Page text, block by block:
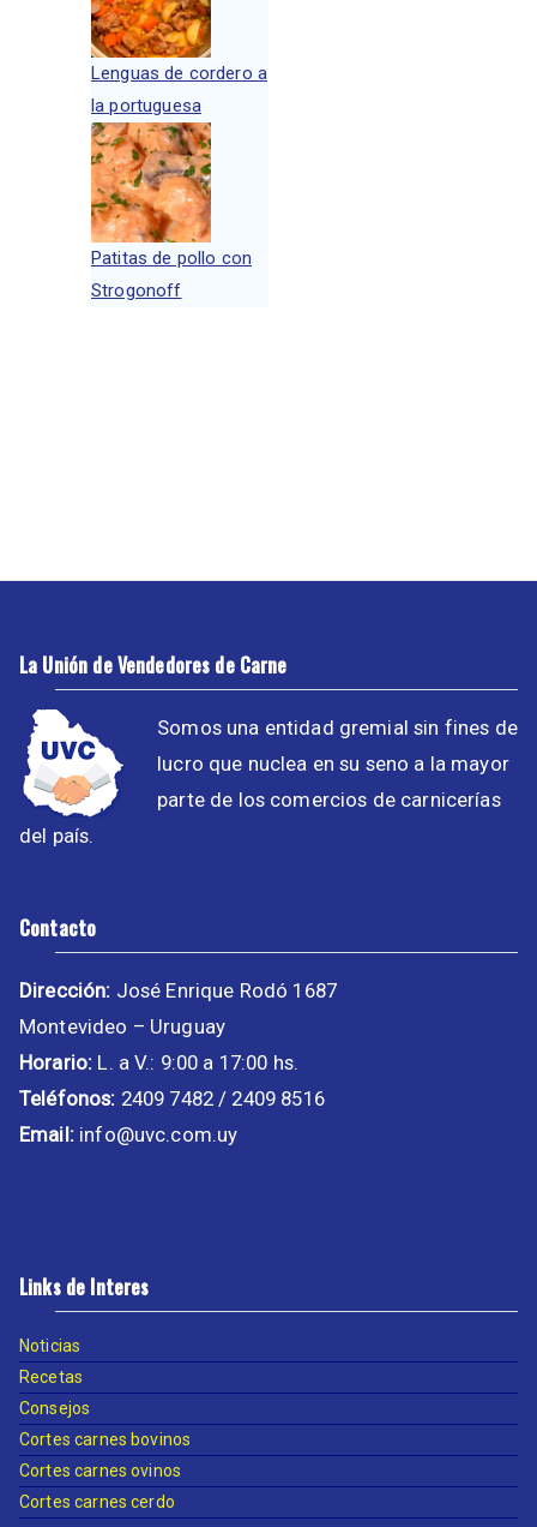
Lenguas de cordero a
la portuguesa
Patitas de pollo con
Strogonoff
La Unión de Vendedores de Carne
Somos una entidad gremial sin fines de
lucro que nuclea en su seno a la mayor
parte de los comercios de carnicerías
del país.
Contacto
Dirección: José Enrique Rodó 1687
Montevideo – Uruguay
Horario: L. a V.: 9:00 a 17:00 hs.
Teléfonos: 2409 7482 / 2409 8516
Email:info@uvc.com.uy
Links de Interes
Noticias
Recetas
Consejos
Cortes carnes bovinos
Cortes carnes ovinos
Cortes carnes cerdo